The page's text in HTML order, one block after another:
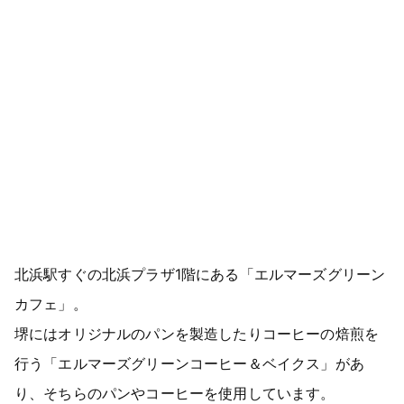
北浜駅すぐの北浜プラザ1階にある「エルマーズグリーン
カフェ」。
堺にはオリジナルのパンを製造したりコーヒーの焙煎を
行う「エルマーズグリーンコーヒー＆ベイクス」があ
り、そちらのパンやコーヒーを使用しています。